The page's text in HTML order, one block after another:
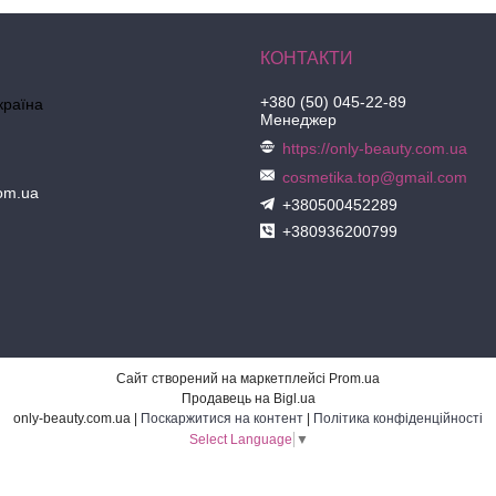
+380 (50) 045-22-89
Менеджер
https://only-beauty.com.ua
cosmetika.top@gmail.com
+380500452289
+380936200799
Сайт створений на маркетплейсі Prom.ua
Продавець на Bigl.ua
Поскаржитися на контент
Політика конфіденційності
Select Language ▼